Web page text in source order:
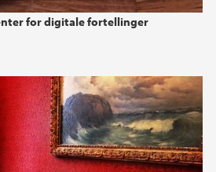
for digitale fortellinger
2017
2013
2010